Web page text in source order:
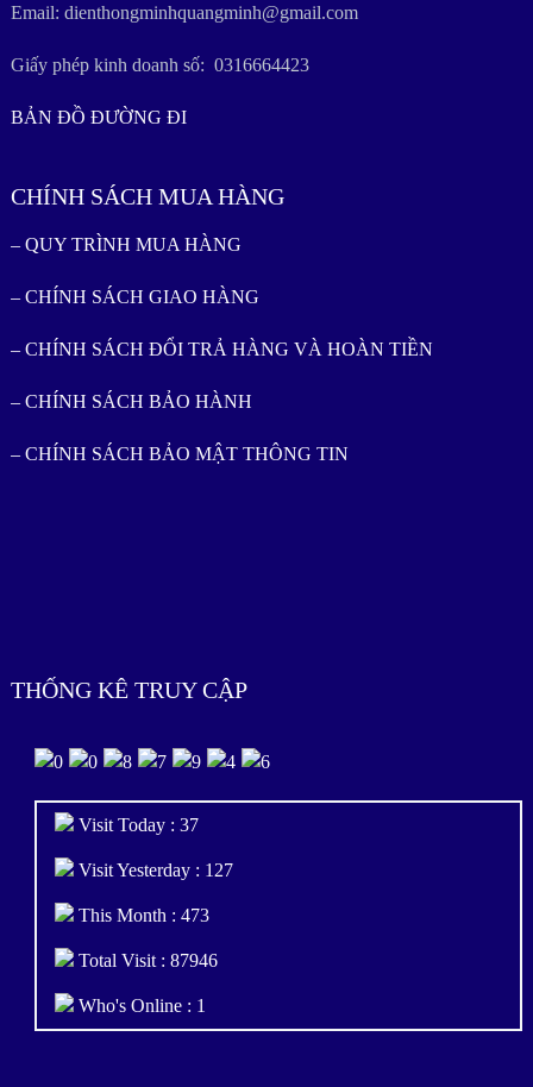
Email: dienthongminhquangminh@gmail.com
Giấy phép kinh doanh số: 0316664423
BẢN ĐỒ ĐƯỜNG ĐI
CHÍNH SÁCH MUA HÀNG
– QUY TRÌNH MUA HÀNG
– CHÍNH SÁCH GIAO HÀNG
– CHÍNH SÁCH ĐỔI TRẢ HÀNG VÀ HOÀN TIỀN
– CHÍNH SÁCH BẢO HÀNH
– CHÍNH SÁCH BẢO MẬT THÔNG TIN
THỐNG KÊ TRUY CẬP
Visit Today : 37
Visit Yesterday : 127
This Month : 473
Total Visit : 87946
Who's Online : 1